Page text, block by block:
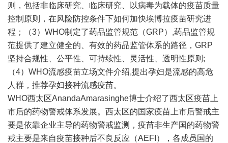
则，包括非临床研究、临床研究、以病毒为载体的疫苗质量
控制原则，在风险防控条件下如何加快埃博拉疫苗研究进
程；（3）WHO制定了药品监管规范（GRP）,药品监管规
范提供了建立健全的、有效的药品监管体系的路径，GRP
坚持合规性、公平性、可持续性、灵活性、透明性原则;
（4）WHO流感疫苗立场文件介绍,提出孕妇是流感的高危
人群，推荐孕妇接种流感疫苗。
WHO西太区AnandaAmarasinghe博士介绍了西太区疫苗上
市后的药物警戒体系发展。西太区的国家疫苗上市后警戒主
要是依靠企业主导的药物警戒监测，疫苗非生产国的药物警
戒主要是来自疫苗接种后不良反应（AEFI），各成员国的